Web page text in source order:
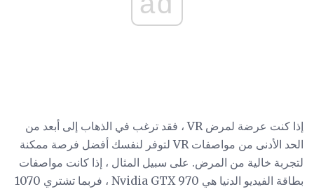
إذا كنت عرضة لمرض VR ، فقد ترغب في الذهاب إلى أبعد من
الحد الأدنى من مواصفات VR لتوفر لنفسك أفضل فرصة ممكنة
لتجربة خالية من المرض. على سبيل المثال ، إذا كانت مواصفات
بطاقة الفيديو الدنيا هي Nvidia GTX 970 ، فربما تشتري 1070